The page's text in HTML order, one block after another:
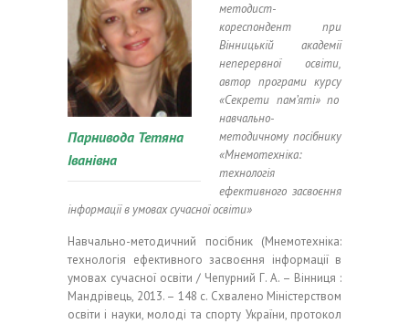
Парнивода Тетяна
Іванівна
методист-
кореспондент при
Вінницькій академії
неперервної освіти,
автор програми курсу
«Секрети пам’яті» по
навчально-
методичному посібнику
«Мнемотехніка:
технологія
ефективного засвоєння
інформації в умовах сучасної освіти»
Навчально-методичний посібник (Мнемотехніка:
технологія ефективного засвоєння інформації в
умовах сучасної освіти / Чепурний Г. А. – Вінниця :
Мандрівець, 2013. – 148 с. Схвалено Міністерством
освіти і науки, молоді та спорту України, протокол